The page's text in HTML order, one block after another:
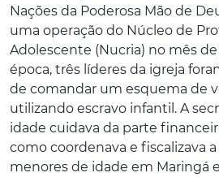
Nações da Poderosa Mão de
uma operação do Núcleo de
Adolescente (Nucria) no mês
época, três líderes da igreja
de comandar um esquema de
utilizando escravo infantil. A
idade cuidava da parte
como coordenava e fiscalizava
menores de idade em Maringá